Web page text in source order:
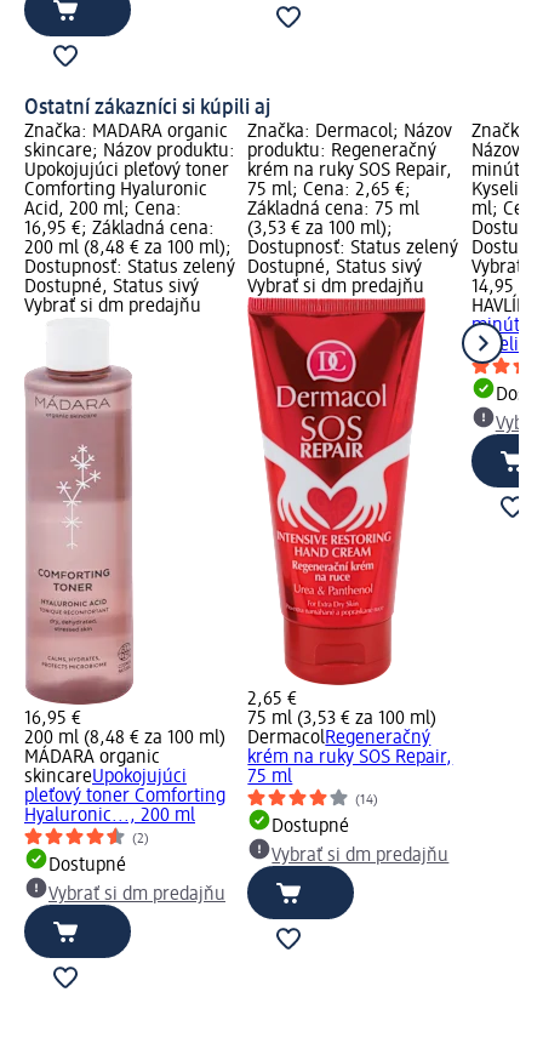
Ostatní zákazníci si kúpili aj
Značka: MÁDARA organic
skincare; Názov produktu:
Upokojujúci pleťový toner
Comforting Hyaluronic
Acid, 200 ml; Cena:
16,95 €; Základná cena:
200 ml (8,48 € za 100 ml);
Dostupnosť: Status zelený
Dostupné, Status sivý
Vybrať si dm predajňu
16,95 €
200 ml (8,48 € za 100 ml)
MÁDARA organic
skincareUpokojujúci
pleťový toner Comforting
Hyaluronic..., 200 ml
(2)
Dostupné
Vybrať si dm predajňu
Značka: Dermacol; Názov
produktu: Regeneračný
krém na ruky SOS Repair,
75 ml; Cena: 2,65 €;
Základná cena: 75 ml
(3,53 € za 100 ml);
Dostupnosť: Status zelený
Dostupné, Status sivý
Vybrať si dm predajňu
2,65 €
75 ml (3,53 € za 100 ml)
DermacolRegeneračný
krém na ruky SOS Repair,
75 ml
(14)
Dostupné
Vybrať si dm predajňu
Značka:
Názov
ml;
Vybrať
14,95 €
HAVLÍK